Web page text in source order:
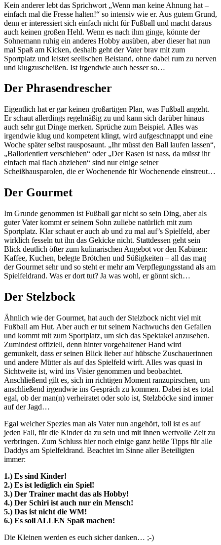
Kein anderer lebt das Sprichwort „Wenn man keine Ahnung hat –
einfach mal die Fresse halten!“ so intensiv wie er. Aus gutem Grund,
denn er interessiert sich einfach nicht für Fußball und macht daraus
auch keinen großen Hehl. Wenn es nach ihm ginge, könnte der
Sohnemann ruhig ein anderes Hobby ausüben, aber dieser hat nun
mal Spaß am Kicken, deshalb geht der Vater brav mit zum
Sportplatz und leistet seelischen Beistand, ohne dabei rum zu nerven
und klugzuscheißen. Ist irgendwie auch besser so…
Der Phrasendrescher
Eigentlich hat er gar keinen großartigen Plan, was Fußball angeht.
Er schaut allerdings regelmäßig zu und kann sich darüber hinaus
auch sehr gut Dinge merken. Sprüche zum Beispiel. Alles was
irgendwie klug und kompetent klingt, wird aufgeschnappt und eine
Woche später selbst rausposaunt. „Ihr müsst den Ball laufen lassen“,
„Ballorientiert verschieben“ oder „Der Rasen ist nass, da müsst ihr
einfach mal flach abziehen“ sind nur einige seiner
Scheißhausparolen, die er Wochenende für Wochenende einstreut…
Der Gourmet
Im Grunde genommen ist Fußball gar nicht so sein Ding, aber als
guter Vater kommt er seinem Sohn zuliebe natürlich mit zum
Sportplatz. Klar schaut er auch ab und zu mal auf’s Spielfeld, aber
wirklich fesseln tut ihn das Gekicke nicht. Stattdessen geht sein
Blick deutlich öfter zum kulinarischen Angebot vor den Kabinen:
Kaffee, Kuchen, belegte Brötchen und Süßigkeiten – all das mag
der Gourmet sehr und so steht er mehr am Verpflegungsstand als am
Spielfeldrand. Was er dort tut? Ja was wohl, er gönnt sich…
Der Stelzbock
Ähnlich wie der Gourmet, hat auch der Stelzbock nicht viel mit
Fußball am Hut. Aber auch er tut seinem Nachwuchs den Gefallen
und kommt mit zum Sportplatz, um sich das Spektakel anzusehen.
Zumindest offiziell, denn hinter vorgehaltener Hand wird
gemunkelt, dass er seinen Blick lieber auf hübsche Zuschauerinnen
und andere Mütter als auf das Spielfeld wirft. Alles was quasi in
Sichtweite ist, wird ins Visier genommen und beobachtet.
Anschließend gilt es, sich im richtigen Moment ranzupirschen, um
anschließend irgendwie ins Gespräch zu kommen. Dabei ist es total
egal, ob der man(n) verheiratet oder solo ist, Stelzböcke sind immer
auf der Jagd…
Egal welcher Spezies man als Vater nun angehört, toll ist es auf
jeden Fall, für die Kinder da zu sein und mit ihnen wertvolle Zeit zu
verbringen. Zum Schluss hier noch einige ganz heiße Tipps für alle
Daddys am Spielfeldrand. Beachtet im Sinne aller Beteiligten
immer:
1.) Es sind Kinder!
2.) Es ist lediglich ein Spiel!
3.) Der Trainer macht das als Hobby!
4.) Der Schiri ist auch nur ein Mensch!
5.) Das ist nicht die WM!
6.) Es soll ALLEN Spaß machen!
Die Kleinen werden es euch sicher danken… ;-)